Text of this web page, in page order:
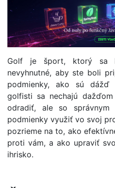
Golf je šport, ktorý sa
nevyhnutné, aby ste boli
podmienky, ako sú
golfisti sa nechajú
odradiť, ale so správnym
podmienky využiť vo svoj
pozrieme na to, ako
proti vám, a ako upraviť
ihrisko.